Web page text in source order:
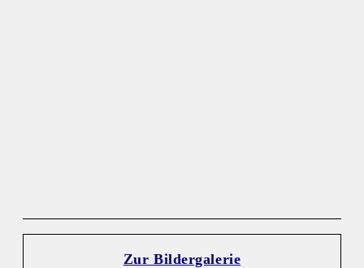
Zur Bildergalerie